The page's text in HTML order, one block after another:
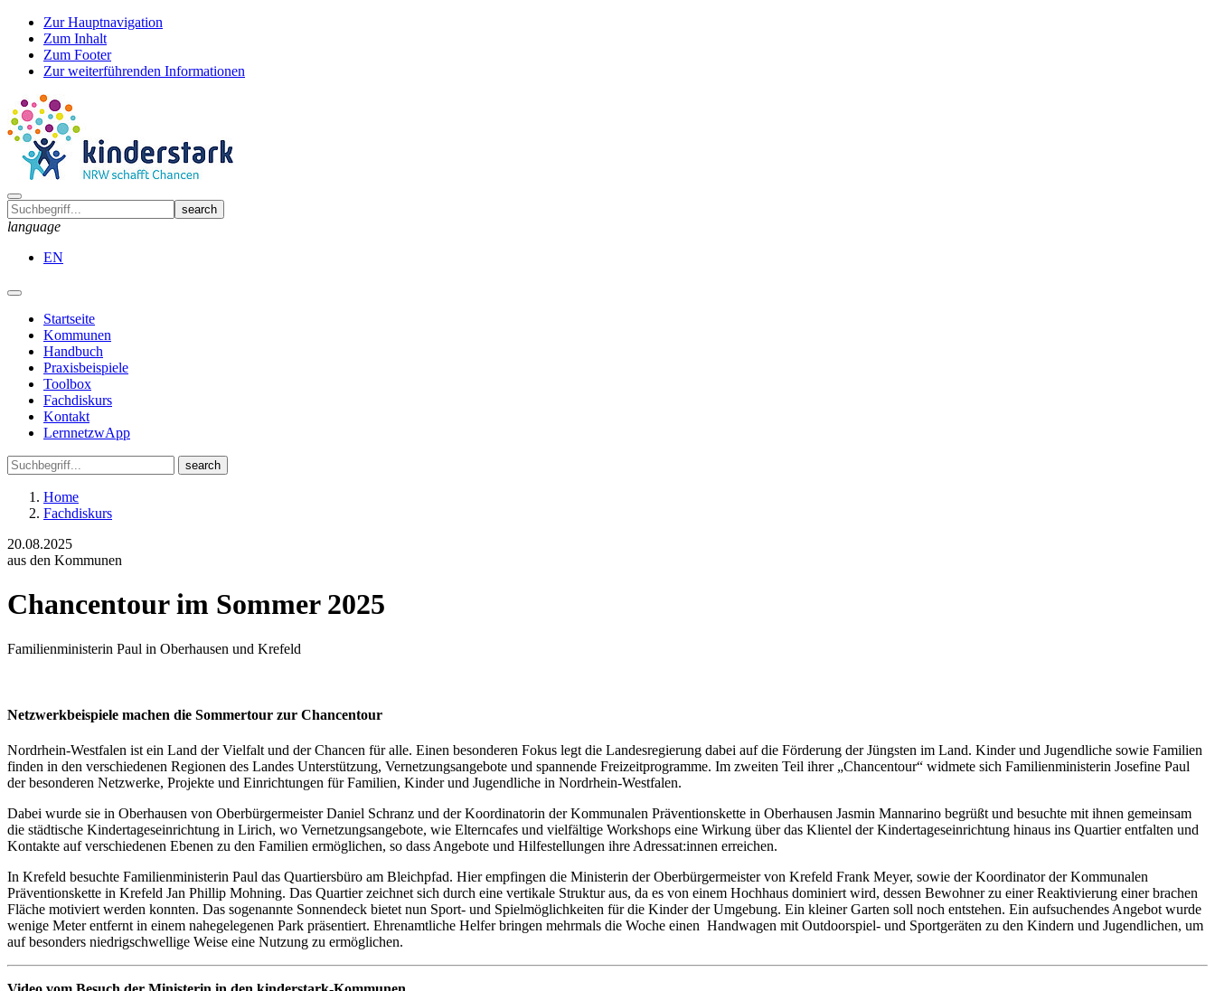
Zur Hauptnavigation
Zum Inhalt
Zum Footer
Zur weiterführenden Informationen
language
EN
Startseite
Kommunen
Handbuch
Praxisbeispiele
Toolbox
Fachdiskurs
Kontakt
LernnetzwApp
Home
Fachdiskurs
20.08.2025
aus den Kommunen
Chancentour im Sommer 2025
Familienministerin Paul in Oberhausen und Krefeld
Netzwerkbeispiele machen die Sommertour zur Chancentour
Nordrhein-Westfalen ist ein Land der Vielfalt und der Chancen für alle. Einen besonderen Fokus legt die Landesregierung dabei auf die Förderung der Jüngsten im Land. Kinder und Jugendliche sowie Familien
finden in den verschiedenen Regionen des Landes Unterstützung, Vernetzungsangebote und spannende Freizeitprogramme. Im zweiten Teil ihrer „Chancentour“ widmete sich Familienministerin Josefine Paul
der besonderen Netzwerke, Projekte und Einrichtungen für Familien, Kinder und Jugendliche in Nordrhein-Westfalen.
Dabei wurde sie in Oberhausen von Oberbürgermeister Daniel Schranz und der Koordinatorin der Kommunalen Präventionskette in Oberhausen Jasmin Mannarino begrüßt und besuchte mit ihnen gemeinsam
die städtische Kindertageseinrichtung in Lirich, wo Vernetzungsangebote, wie Elterncafes und vielfältige Workshops eine Wirkung über das Klientel der Kindertageseinrichtung hinaus ins Quartier entfalten und
Kontakte auf verschiedenen Ebenen zu den Familien ermöglichen, so dass Angebote und Hilfestellungen ihre Adressat:innen erreichen.
In Krefeld besuchte Familienministerin Paul das Quartiersbüro am Bleichpfad. Hier empfingen die Ministerin der Oberbürgermeister von Krefeld Frank Meyer, sowie der Koordinator der Kommunalen
Präventionskette in Krefeld Jan Phillip Mohning. Das Quartier zeichnet sich durch eine vertikale Struktur aus, da es von einem Hochhaus dominiert wird, dessen Bewohner zu einer Reaktivierung einer brachen
Fläche motiviert werden konnten. Das sogenannte Sonnendeck bietet nun Sport- und Spielmöglichkeiten für die Kinder der Umgebung. Ein kleiner Garten soll noch entstehen. Ein aufsuchendes Angebot wurde
wenige Meter entfernt in einem nahegelegenen Park präsentiert. Ehrenamtliche Helfer bringen mehrmals die Woche einen Handwagen mit Outdoorspiel- und Sportgeräten zu den Kindern und Jugendlichen, um
auf besonders niedrigschwellige Weise eine Nutzung zu ermöglichen.